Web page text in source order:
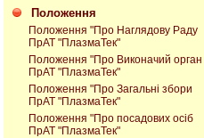
Положення
Положення "Про Наглядову Раду
ПрАТ "ПлазмаТек"
Положення "Про Виконачий орган
ПрАТ "ПлазмаТек"
Положення "Про Загальні збори
ПрАТ "ПлазмаТек"
Положення "Про посадових осіб
ПрАТ "ПлазмаТек"